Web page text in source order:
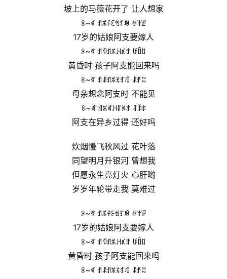
坡上的马薇花开了 让人想家
ꉹ~ꉷ ꀊꎓꊰꏂꈐꆏꀑ ꊽꅍꏣ
17岁的姑娘阿支要嫁人
ꉹ~ꉷ ꀊꑳꀊꎓꃅꃤꇬ ꀱꇀꇁ
黄昏时 孩子阿支能回来吗
ꉹ~ꉷ ꀊꂿꀊꎓꉂꆏꀑ ꂿꀋꉆ
母亲想念阿支时 不能见
ꉹ~ꉷ ꀊꎓꉷꃅꐥꄉꇬ ꐥꌑꌒ
阿支在异乡过得 还好吗
炊烟慢飞秋风过 花叶落
同望明月升银河 曾想我
但愿永生亮灯火 心肝哟
岁岁年轮带走我 莫难过
ꉹ~ꉷ ꀊꎓꊰꏂꈐꆏꀑ ꊽꅍꏣ
17岁的姑娘阿支要嫁人
ꉹ~ꉷ ꀊꑳꀊꎓꃅꃤꇬ ꀱꇀꇁ
黄昏时 孩子阿支能回来吗
ꉹ~ꉷ ꀊꂿꀊꎓꉂꆏꀑ ꂿꀋꉆ